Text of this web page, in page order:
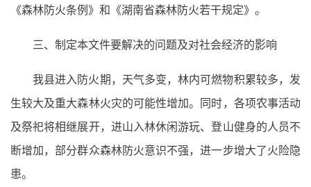
《森林防火条例》和《湖南省森林防火若干规定》。
三、制定本文件要解决的问题及对社会经济的影响
我县进入防火期，天气多变，林内可燃物积累较多，发
生较大及重大森林火灾的可能性增加。同时，各项农事活动
及祭祀将相继展开，进山入林休闲游玩、登山健身的人员不
断增加，部分群众森林防火意识不强，进一步增大了火险隐
患。